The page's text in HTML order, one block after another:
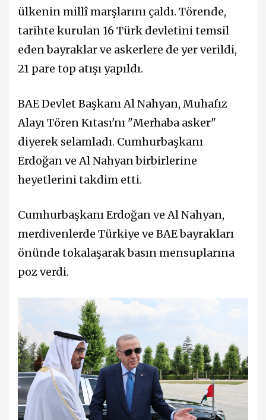
ülkenin millî marşlarını çaldı. Törende,
tarihte kurulan 16 Türk devletini temsil
eden bayraklar ve askerlere de yer verildi,
21 pare top atışı yapıldı.
BAE Devlet Başkanı Al Nahyan, Muhafız
Alayı Tören Kıtası'nı "Merhaba asker"
diyerek selamladı. Cumhurbaşkanı
Erdoğan ve Al Nahyan birbirlerine
heyetlerini takdim etti.
Cumhurbaşkanı Erdoğan ve Al Nahyan,
merdivenlerde Türkiye ve BAE bayrakları
önünde tokalaşarak basın mensuplarına
poz verdi.